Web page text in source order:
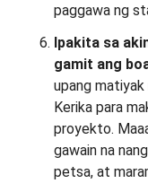
paggawa ng
Ipakita sa
gamit ang
upang
Kerika para
proyekto.
gawain na
petsa, at